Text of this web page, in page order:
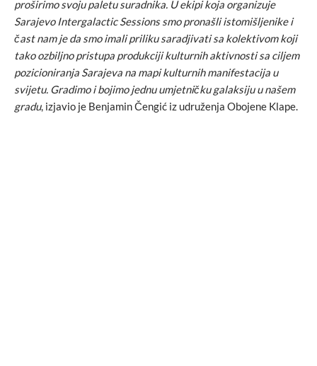
proširimo svoju paletu suradnika. U ekipi koja organizuje
Sarajevo Intergalactic Sessions smo pronašli istomišljenike i
čast nam je da smo imali priliku saradjivati sa kolektivom koji
tako ozbiljno pristupa produkciji kulturnih aktivnosti sa ciljem
pozicioniranja Sarajeva na mapi kulturnih manifestacija u
svijetu. Gradimo i bojimo jednu umjetničku galaksiju u našem
gradu, izjavio je Benjamin Čengić iz udruženja Obojene Klape.